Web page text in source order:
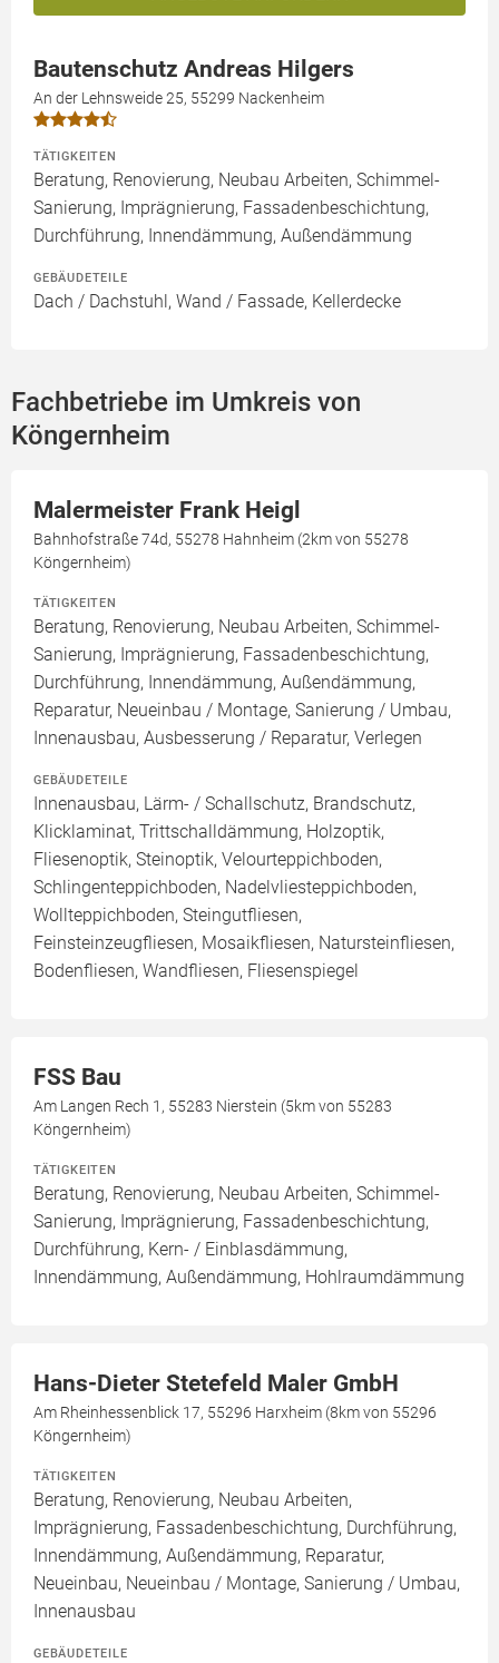
Bautenschutz Andreas Hilgers
An der Lehnsweide 25, 55299 Nackenheim
TÄTIGKEITEN
Beratung, Renovierung, Neubau Arbeiten, Schimmel-
Sanierung, Imprägnierung, Fassadenbeschichtung,
Durchführung, Innendämmung, Außendämmung
GEBÄUDETEILE
Dach / Dachstuhl, Wand / Fassade, Kellerdecke
Fachbetriebe im Umkreis von
Köngernheim
Malermeister Frank Heigl
Bahnhofstraße 74d, 55278 Hahnheim (2km von 55278
Köngernheim)
TÄTIGKEITEN
Beratung, Renovierung, Neubau Arbeiten, Schimmel-
Sanierung, Imprägnierung, Fassadenbeschichtung,
Durchführung, Innendämmung, Außendämmung,
Reparatur, Neueinbau / Montage, Sanierung / Umbau,
Innenausbau, Ausbesserung / Reparatur, Verlegen
GEBÄUDETEILE
Innenausbau, Lärm- / Schallschutz, Brandschutz,
Klicklaminat, Trittschalldämmung, Holzoptik,
Fliesenoptik, Steinoptik, Velourteppichboden,
Schlingenteppichboden, Nadelvliesteppichboden,
Wollteppichboden, Steingutfliesen,
Feinsteinzeugfliesen, Mosaikfliesen, Natursteinfliesen,
Bodenfliesen, Wandfliesen, Fliesenspiegel
FSS Bau
Am Langen Rech 1, 55283 Nierstein (5km von 55283
Köngernheim)
TÄTIGKEITEN
Beratung, Renovierung, Neubau Arbeiten, Schimmel-
Sanierung, Imprägnierung, Fassadenbeschichtung,
Durchführung, Kern- / Einblasdämmung,
Innendämmung, Außendämmung, Hohlraumdämmung
Hans-Dieter Stetefeld Maler GmbH
Am Rheinhessenblick 17, 55296 Harxheim (8km von 55296
Köngernheim)
TÄTIGKEITEN
Beratung, Renovierung, Neubau Arbeiten,
Imprägnierung, Fassadenbeschichtung, Durchführung,
Innendämmung, Außendämmung, Reparatur,
Neueinbau, Neueinbau / Montage, Sanierung / Umbau,
Innenausbau
GEBÄUDETEILE